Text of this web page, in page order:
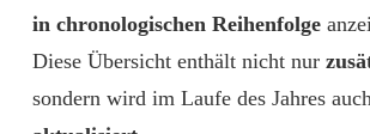
in chronologischen Reihenfolge
Diese Übersicht enthält nicht nur
sondern wird im Laufe des Jahres auch